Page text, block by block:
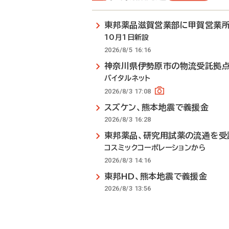
東邦薬品滋賀営業部に甲賀営業
10月1日新設
2026/8/5 16:16
神奈川県伊勢原市の物流受託拠
バイタルネット
2026/8/3 17:08
スズケン、熊本地震で義援金
2026/8/3 16:28
東邦薬品、研究用試薬の流通を受
コスミックコーポレーションから
2026/8/3 14:16
東邦HD、熊本地震で義援金
2026/8/3 13:56